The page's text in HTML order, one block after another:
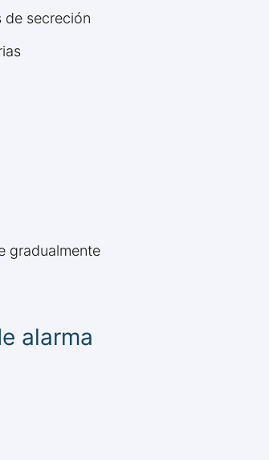
de secreción
gradualmente
alarma